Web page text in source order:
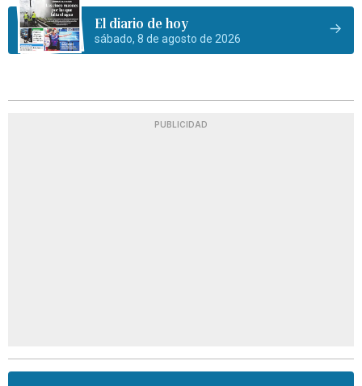
El diario de hoy
sábado, 8 de agosto de 2026
PUBLICIDAD